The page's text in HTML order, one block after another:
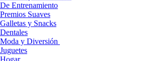
De Entrenamiento
Premios Suaves
Galletas y Snacks
Dentales
Moda y Diversión
Juguetes
Hogar